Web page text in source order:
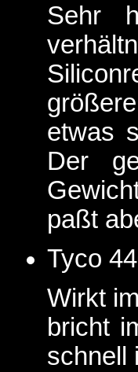
Sehr
etwas
Der
paßt
Tyco
Wirkt
bricht
schnell